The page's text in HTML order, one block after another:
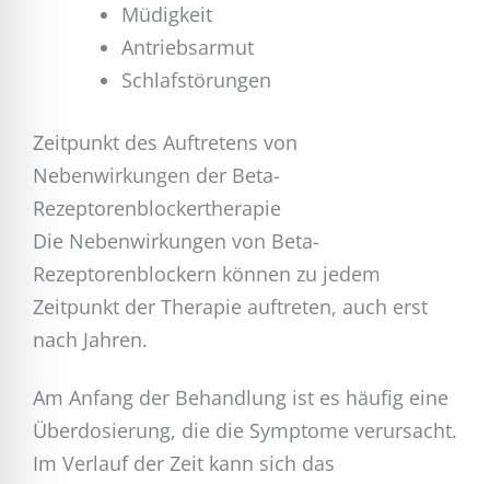
Müdigkeit
Antriebsarmut
Schlafstörungen
Zeitpunkt des Auftretens von
Nebenwirkungen der Beta-
Rezeptorenblockertherapie
Die Nebenwirkungen von Beta-
Rezeptorenblockern können zu jedem
Zeitpunkt der Therapie auftreten, auch erst
nach Jahren.
Am Anfang der Behandlung ist es häufig eine
Überdosierung, die die Symptome verursacht.
Im Verlauf der Zeit kann sich das